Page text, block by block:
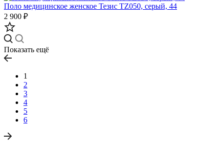
Поло медицинское женское Тезис TZ050, серый, 44
2 900 ₽
Показать ещё
1
2
3
4
5
6